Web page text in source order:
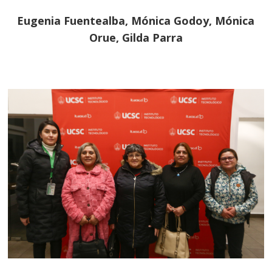
Eugenia Fuentealba, Mónica Godoy, Mónica
Orue, Gilda Parra